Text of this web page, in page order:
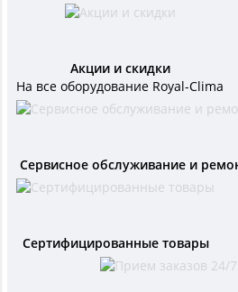
Акции и скидки
На все оборудование Royal-Clima
Сервисное обслуживание и
Сертифицированные товары